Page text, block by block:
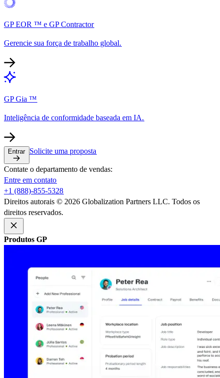
GP EOR ™ e GP Contractor​​
Gerencie sua força de trabalho global.​​
GP Gia ™​​
Inteligência de conformidade baseada em IA.​​
Entrar​​ Solicite uma proposta​​
Contate o departamento de vendas:​​
Entre em contato​​
+1 (888)-855-5328​​
Direitos autorais © 2026 Globalization Partners LLC. Todos os
direitos reservados.​​
Produtos GP​​